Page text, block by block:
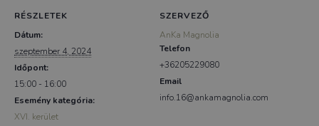
RÉSZLETEK
Dátum:
szeptember 4, 2024
Időpont:
15:00 - 16:00
Esemény kategória:
XVI. kerület
SZERVEZŐ
AnKa Magnolia
Telefon
+36205229080
Email
info.16@ankamagnolia.com